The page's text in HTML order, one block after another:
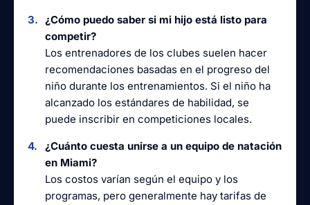
¿Cómo puedo saber si mi hijo está listo para
competir?
Los entrenadores de los clubes suelen hacer
recomendaciones basadas en el progreso del
niño durante los entrenamientos. Si el niño ha
alcanzado los estándares de habilidad, se
puede inscribir en competiciones locales.
¿Cuánto cuesta unirse a un equipo de natación
en Miami?
Los costos varían según el equipo y los
programas, pero generalmente hay tarifas de